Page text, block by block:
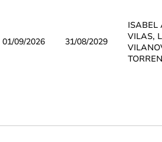
01/09/2026 31/08/2029
ISABEL
VILAS,
TORREN